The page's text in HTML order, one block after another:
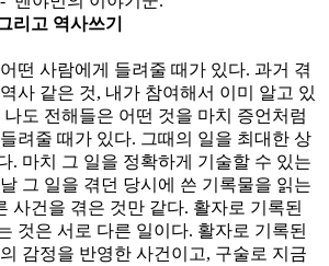
리고 역사쓰기
떤 사람에게 들려줄 때가 있다. 과거 겪
사 같은 것, 내가 참여해서 이미 알고 있
도 전해들은 어떤 것을 마치 증언처럼
려줄 때가 있다. 그때의 일을 최대한 상
. 마치 그 일을 정확하게 기술할 수 있는
그 일을 겪던 당시에 쓴 기록물을 읽는
사건을 겪은 것만 같다. 활자로 기록된
것은 서로 다른 일이다. 활자로 기록된
감정을 반영한 사건이고, 구술로 지금